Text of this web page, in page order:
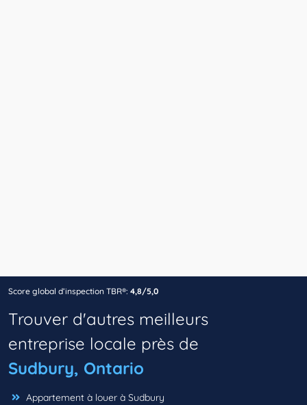
Score global d’inspection TBR®: 4,8/5,0
Trouver d'autres meilleurs
entreprise locale près de
Sudbury, Ontario
Appartement à louer à Sudbury